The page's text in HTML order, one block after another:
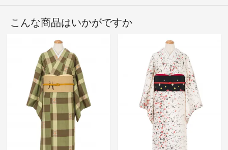
こんな商品はいかがですか